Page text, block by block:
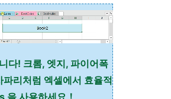
다! 크롬, 엣지, 파이어폭
파리처럼 엑셀에서 효율적